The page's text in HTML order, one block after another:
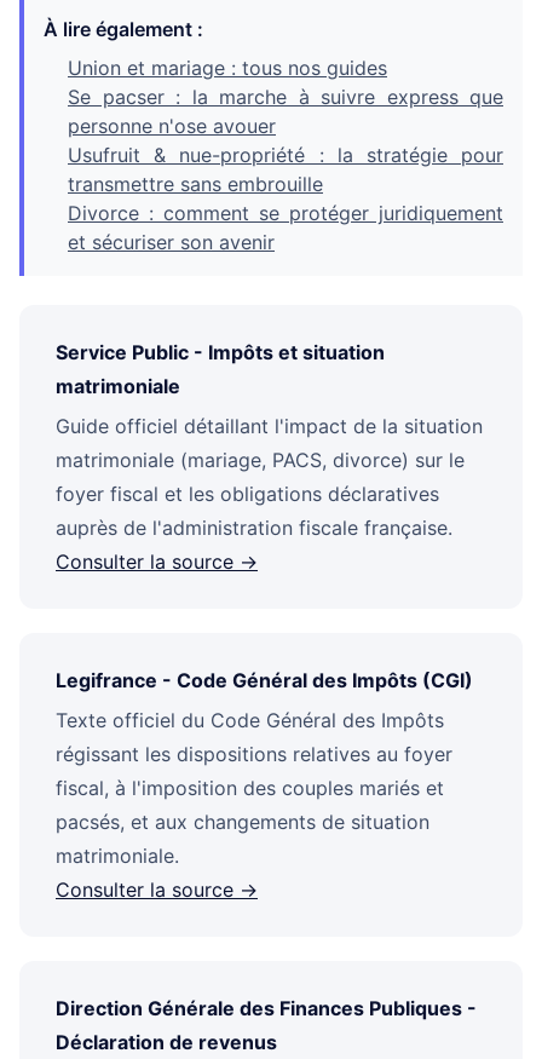
À lire également :
Union et mariage : tous nos guides
Se pacser : la marche à suivre express que
personne n'ose avouer
Usufruit & nue-propriété : la stratégie pour
transmettre sans embrouille
Divorce : comment se protéger juridiquement
et sécuriser son avenir
Service Public - Impôts et situation
matrimoniale
Guide officiel détaillant l'impact de la situation
matrimoniale (mariage, PACS, divorce) sur le
foyer fiscal et les obligations déclaratives
auprès de l'administration fiscale française.
Consulter la source →
Legifrance - Code Général des Impôts (CGI)
Texte officiel du Code Général des Impôts
régissant les dispositions relatives au foyer
fiscal, à l'imposition des couples mariés et
pacsés, et aux changements de situation
matrimoniale.
Consulter la source →
Direction Générale des Finances Publiques -
Déclaration de revenus